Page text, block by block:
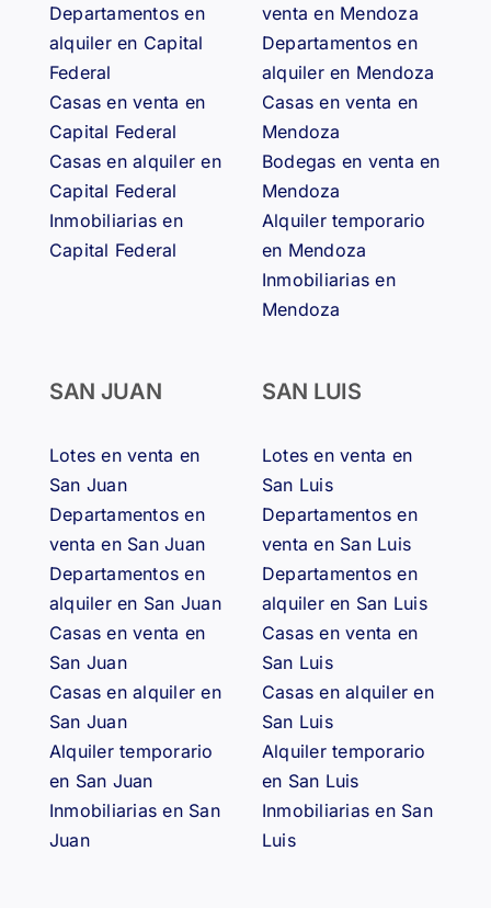
Departamentos en
alquiler en Capital
Federal
Casas en venta en
Capital Federal
Casas en alquiler en
Capital Federal
Inmobiliarias en
Capital Federal
venta en Mendoza
Departamentos en
alquiler en Mendoza
Casas en venta en
Mendoza
Bodegas en venta en
Mendoza
Alquiler temporario
en Mendoza
Inmobiliarias en
Mendoza
SAN JUAN
Lotes en venta en
San Juan
Departamentos en
venta en San Juan
Departamentos en
alquiler en San Juan
Casas en venta en
San Juan
Casas en alquiler en
San Juan
Alquiler temporario
en San Juan
Inmobiliarias en San
Juan
SAN LUIS
Lotes en venta en
San Luis
Departamentos en
venta en San Luis
Departamentos en
alquiler en San Luis
Casas en venta en
San Luis
Casas en alquiler en
San Luis
Alquiler temporario
en San Luis
Inmobiliarias en San
Luis